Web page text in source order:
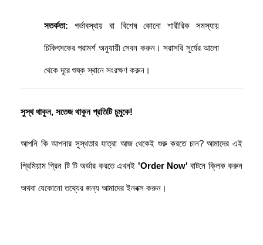
সতর্কতা: গর্ভাবস্থায় বা বিশেষ কোনো শারীরিক সমস্যায়
চিকিৎসকের পরামর্শ অনুযায়ী সেবন করুন। সরাসরি সূর্যের আলো
থেকে দূরে শুষ্ক স্থানে সংরক্ষণ করুন।
সুস্থ থাকুন, সতেজ থাকুন প্রতিটি চুমুকে!
আপনি কি আপনার সুস্থতার যাত্রা আজ থেকেই শুরু করতে চান? আমাদের এই
প্রিমিয়াম গ্রিন টি টি অর্ডার করতে এখনই 'Order Now' বাটনে ক্লিক করুন
অথবা যেকোনো তথ্যের জন্য আমাদের ইনবক্স করুন।